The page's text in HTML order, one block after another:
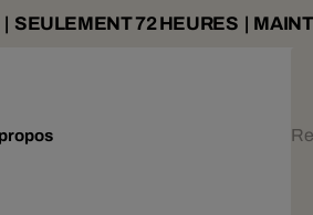
| SEULEMENT 72 HEURES |